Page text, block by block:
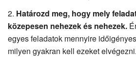
Határozd meg, hogy mely
közepesen nehezek és nehezek.
egyes feladatok mennyire
milyen gyakran kell ezeket